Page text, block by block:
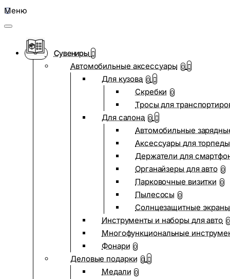
Меню
Сувениры
Автомобильные аксессуары 0
Для кузова 0
Скребки 0
Тросы для
Для салона 0
Автомобильные
Аксессуары для
Держатели для
Органайзеры для авто 0
Парковочные визитки 0
Пылесосы 0
Солнцезащитные экраны
Инструменты и наборы для авто 0
Многофункциональные
Фонари 0
Деловые подарки 0
Медали 0